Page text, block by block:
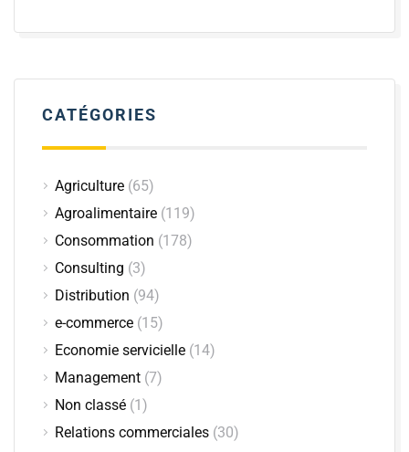
CATÉGORIES
Agriculture (65)
Agroalimentaire (119)
Consommation (178)
Consulting (3)
Distribution (94)
e-commerce (15)
Economie servicielle (14)
Management (7)
Non classé (1)
Relations commerciales (30)